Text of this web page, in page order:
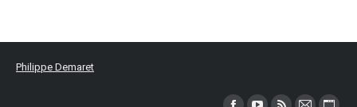
Philippe Demaret